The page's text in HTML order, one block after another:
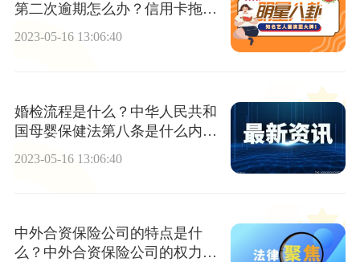
第二次逾期怎么办？信用卡拖欠
7000超过半年了会催收吗?
2023-05-16 13:06:40
婚检流程是什么？中华人民共和
国母婴保健法第八条是什么内
2023-05-16 13:06:40
中外合资保险公司的特点是什
么？中外合资保险公司的权力机